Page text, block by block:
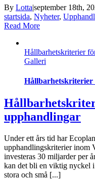
By Lotta|september 18th,
startsida, Nyheter,
Read More
Hållbarhetskriterier
Galleri
Hållbarhetskriterier
upphandlingar
Under ett års tid har
upphandlingskriterier inom
investeras 30 miljarder per
kan det bli en viktig nyckel
stora och små [...]